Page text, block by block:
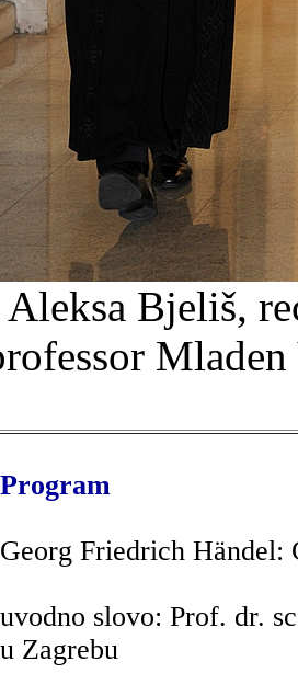
Aleksa Bjeliš,
Program
Georg Friedrich Händel:
uvodno slovo: Prof. dr.
u Zagrebu